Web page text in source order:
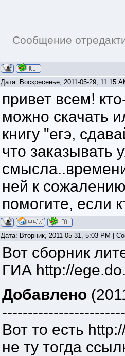
Сообщение
Дата: Воскресенье, 2011-05-29, 11:15
привет всем!
можно скачать
книгу "егэ,
что заказывать
ней к
помогите, если
Дата: Вторник, 2011-05-31, 5:03 PM |
Вот сборник
ГИА http://
Добавлено
Вот то есть
не ту тогда